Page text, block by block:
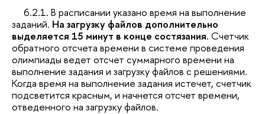
6.2.1. В расписании указано время на выполнение
заданий. На загрузку файлов дополнительно
выделяется 15 минут в конце состязания. Счетчик
обратного отсчета времени в системе проведения
олимпиады ведет отсчет суммарного времени на
выполнение задания и загрузку файлов с решениями.
Когда время на выполнение задания истечет, счетчик
подсветится красным, и начнется отсчет времени,
отведенного на загрузку файлов.